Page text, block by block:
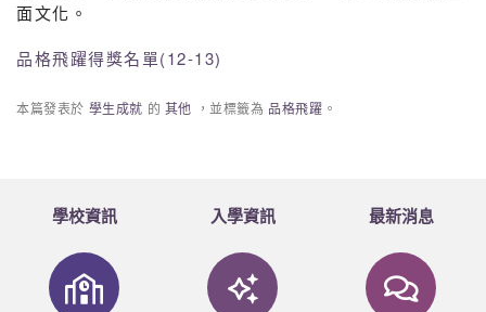
面文化。
品格飛躍得獎名單(12-13)
本篇發表於 學生成就 的 其他 ，並標籤為 品格飛躍 。
學校資訊 入學資訊 最新消息